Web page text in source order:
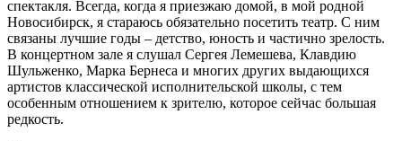
спектакля. Всегда, когда я приезжаю домой, в мой родной
Новосибирск, я стараюсь обязательно посетить театр. С ним
связаны лучшие годы – детство, юность и частично зрелость.
В концертном зале я слушал Сергея Лемешева, Клавдию
Шульженко, Марка Бернеса и многих других выдающихся
артистов классической исполнительской школы, с тем
особенным отношением к зрителю, которое сейчас большая
редкость.